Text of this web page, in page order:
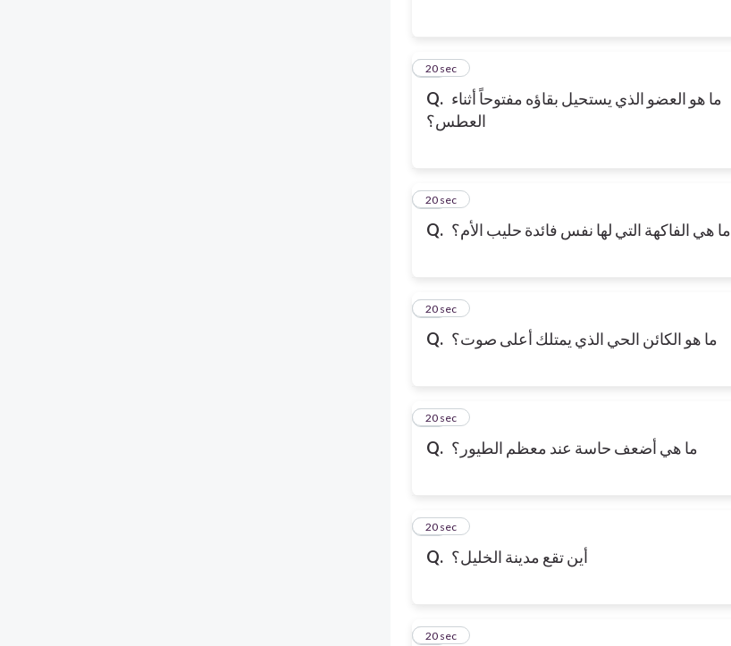
Q. ما هو العضو الذي يستحيل بقاؤه مفتوحاً أثناء
العطس؟
15
20 sec
Q. ما هي الفاكهة التي لها نفس فائدة حليب الأم؟
16
20 sec
Q. ما هو الكائن الحي الذي يمتلك أعلى صوت؟
17
20 sec
Q. ما هي أضعف حاسة عند معظم الطيور؟
18
20 sec
Q. أين تقع مدينة الخليل؟
19
20 sec
20
20 sec